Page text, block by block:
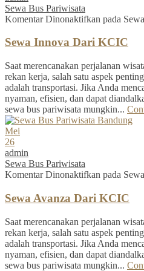
Sewa Bus Pariwisata
Komentar Dinonaktifkan pada
Sewa Innova Dari KCIC
Saat merencanakan perjalanan
rekan kerja, salah satu aspek
adalah transportasi. Jika Anda
nyaman, efisien, dan dapat
sewa bus pariwisata mungkin...
Mei
26
admin
Sewa Bus Pariwisata
Komentar Dinonaktifkan pada
Sewa Avanza Dari KCIC
Saat merencanakan perjalanan
rekan kerja, salah satu aspek
adalah transportasi. Jika Anda
nyaman, efisien, dan dapat
sewa bus pariwisata mungkin...